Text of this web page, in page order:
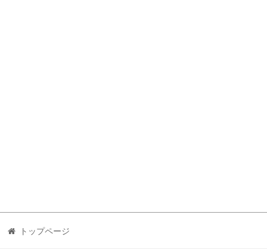
トップページ